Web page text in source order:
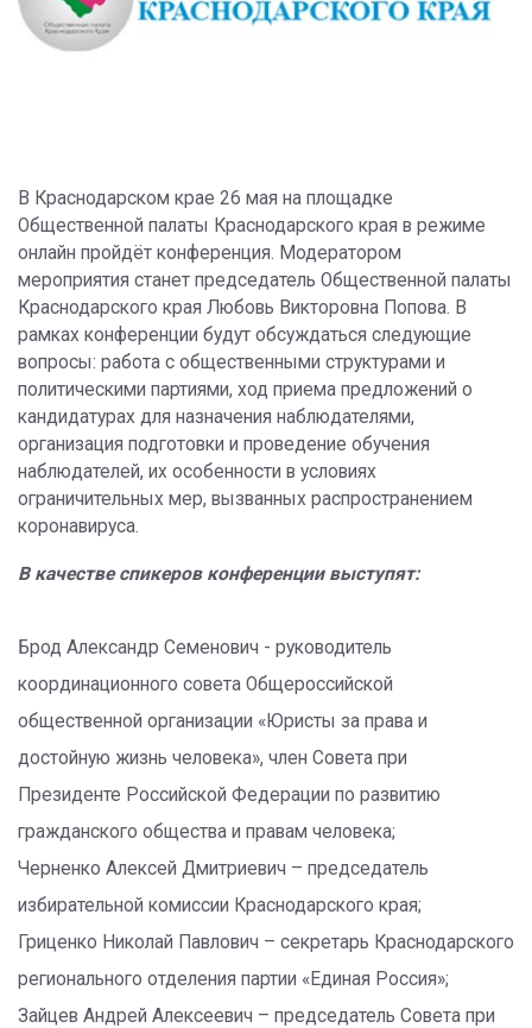
В Краснодарском крае 26 мая на площадке
Общественной палаты Краснодарского края в режиме
онлайн пройдёт конференция. Модератором
мероприятия станет председатель Общественной палаты
Краснодарского края Любовь Викторовна Попова. В
рамках конференции будут обсуждаться следующие
вопросы: работа с общественными структурами и
политическими партиями, ход приема предложений о
кандидатурах для назначения наблюдателями,
организация подготовки и проведение обучения
наблюдателей, их особенности в условиях
ограничительных мер, вызванных распространением
коронавируса.
В качестве спикеров конференции выступят:
Брод Александр Семенович - руководитель
координационного совета Общероссийской
общественной организации «Юристы за права и
достойную жизнь человека», член Совета при
Президенте Российской Федерации по развитию
гражданского общества и правам человека;
Черненко Алексей Дмитриевич – председатель
избирательной комиссии Краснодарского края;
Гриценко Николай Павлович – секретарь Краснодарского
регионального отделения партии «Единая Россия»;
Зайцев Андрей Алексеевич – председатель Совета при